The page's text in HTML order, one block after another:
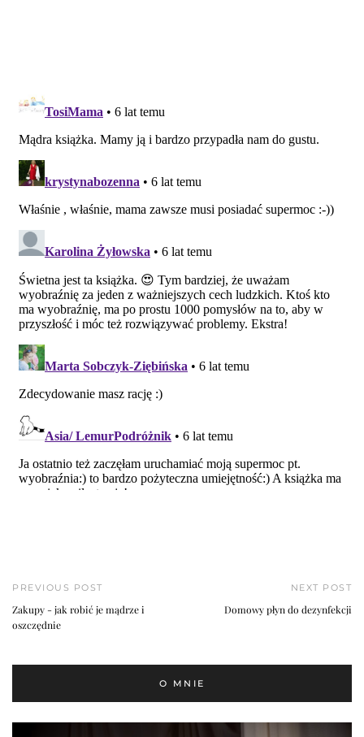
PREVIOUS POST
Zakupy - jak robić je mądrze i
oszczędnie
NEXT POST
Domowy płyn do dezynfekcji
O MNIE